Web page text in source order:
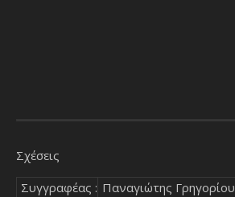
Σχέσεις
Συγγραφέας : Παναγιώτης Γρηγορίου